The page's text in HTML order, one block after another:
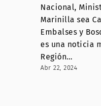
Nacional,
Marinilla sea
Embalses y
es una noticia
Región…
Abr 22, 2024